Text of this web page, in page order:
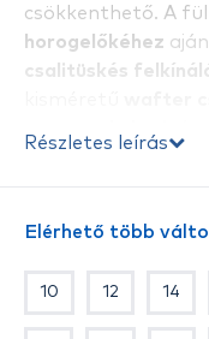
csökkenthető. A
horogelőkéhez
csalitüskés
a kisméretű
A széles
Részletes leírás
Elérhető több
10 12 14